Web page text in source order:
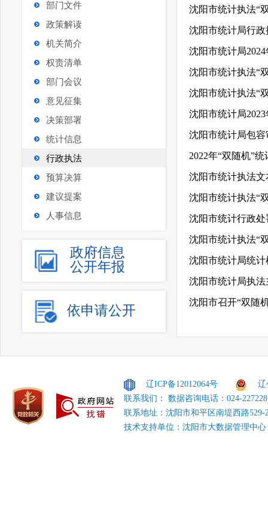
部门文件
政策解读
机关简介
权责清单
部门会议
意见征集
决策部署
统计信息
行政执法
预算决算
建议提案
人事信息
政府信息
公开年报
依申请公开
沈阳市统计执法“
沈阳市统计局行政
沈阳市统计局
沈阳市统计执法“
沈阳市统计执法“
沈阳市统计局
沈阳市统计局包
2022年“双随机”
沈阳市统计执法文
沈阳市统计执法“
沈阳市统计行政
沈阳市统计执法“
沈阳市统计局统
沈阳市统计局执法
沈阳市召开“双随
辽ICP备12012064号
辽
联系我们： 数据咨询电话：024-
联系地址：沈阳市和平区南堤西路
技术支持单位：沈阳市大数据管理中